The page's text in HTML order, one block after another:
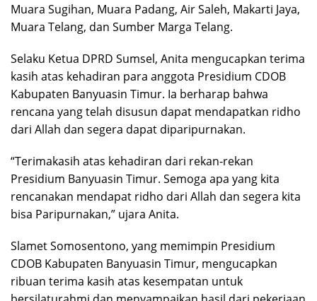
Muara Sugihan, Muara Padang, Air Saleh, Makarti Jaya,
Muara Telang, dan Sumber Marga Telang.
Selaku Ketua DPRD Sumsel, Anita mengucapkan terima
kasih atas kehadiran para anggota Presidium CDOB
Kabupaten Banyuasin Timur. Ia berharap bahwa
rencana yang telah disusun dapat mendapatkan ridho
dari Allah dan segera dapat diparipurnakan.
“Terimakasih atas kehadiran dari rekan-rekan
Presidium Banyuasin Timur. Semoga apa yang kita
rencanakan mendapat ridho dari Allah dan segera kita
bisa Paripurnakan,” ujara Anita.
Slamet Somosentono, yang memimpin Presidium
CDOB Kabupaten Banyuasin Timur, mengucapkan
ribuan terima kasih atas kesempatan untuk